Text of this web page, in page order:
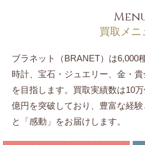
買取メニ
ブラネット（BRANET）は6,000
時計、宝石・ジュエリー、 金・貴
を目指します。 買取実績数は10
億円を突破しており、豊富な経験
と「感動」をお届けします。